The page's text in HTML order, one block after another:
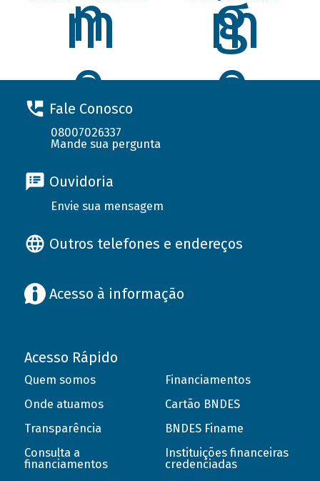
Fale Conosco
08007026337
Mande sua pergunta
Ouvidoria
Envie sua mensagem
Outros telefones e endereços
Acesso à informação
Acesso Rápido
Quem somos
Onde atuamos
Transparência
Consulta a
financiamentos
Financiamentos
Cartão BNDES
BNDES Finame
Instituições financeiras
credenciadas